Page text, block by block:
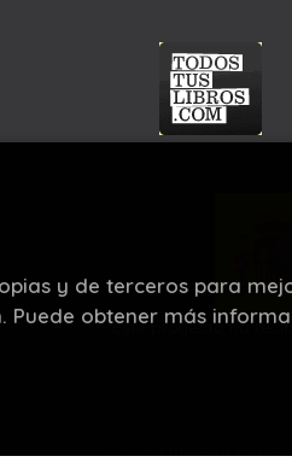
Este proyecto ha
2026 ©Llibreria Carrer
y de terceros para
Puede obtener más